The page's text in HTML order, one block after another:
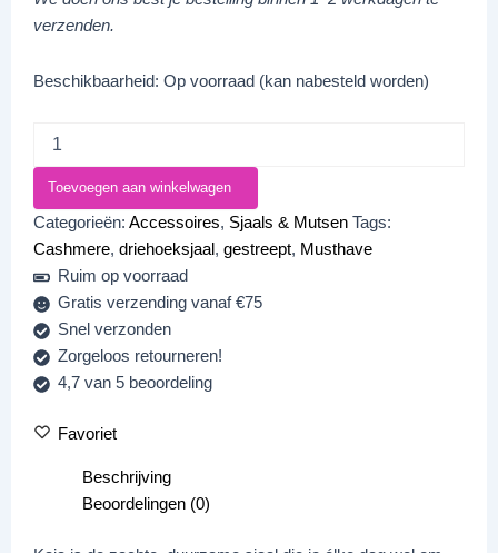
verzenden.
Beschikbaarheid: Op voorraad (kan nabesteld worden)
Toevoegen aan winkelwagen
Categorieën: Accessoires, Sjaals & Mutsen Tags:
Cashmere, driehoeksjaal , gestreept, Musthave
Ruim op voorraad
Gratis verzending vanaf €75
Snel verzonden
Zorgeloos retourneren!
4,7 van 5 beoordeling
Favoriet
Beschrijving
Beoordelingen (0)